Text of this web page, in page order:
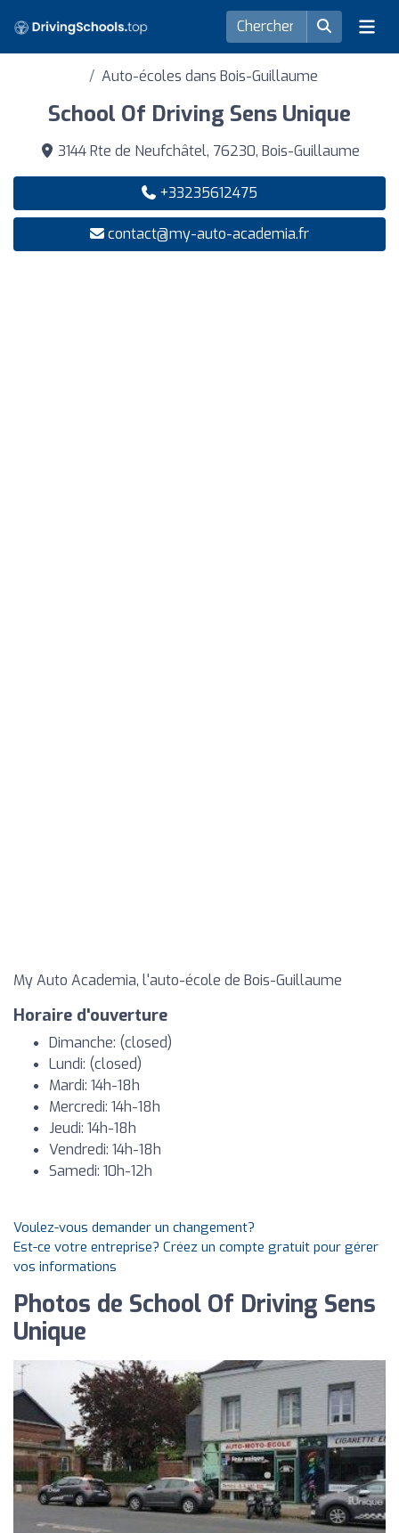
Auto-écoles dans Bois-Guillaume
School Of Driving Sens Unique
3144 Rte de Neufchâtel, 76230, Bois-Guillaume
+33235612475
contact@my-auto-academia.fr
My Auto Academia, l'auto-école de Bois-Guillaume
Horaire d'ouverture
Dimanche: (closed)
Lundi: (closed)
Mardi: 14h-18h
Mercredi: 14h-18h
Jeudi: 14h-18h
Vendredi: 14h-18h
Samedi: 10h-12h
Voulez-vous demander un changement?
Est-ce votre entreprise? Créez un compte gratuit pour gérer
vos informations
Photos de School Of Driving Sens
Unique